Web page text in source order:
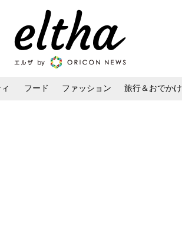
フード ファッション 旅行＆おでかけ